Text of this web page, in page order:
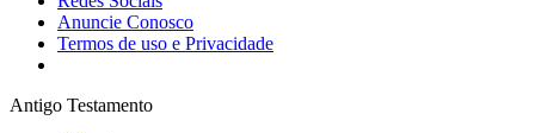
Anuncie Conosco
Termos de uso e Privacidade
Antigo Testamento